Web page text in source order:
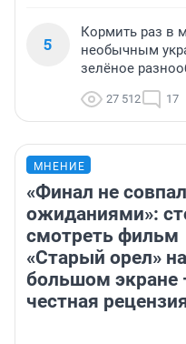
5
Кормить раз в
необычным
зелёное
27 512 17
МНЕНИЕ
«Финал не
ожиданиями»:
смотреть фильм
«Старый орел» на
большом экране
честная